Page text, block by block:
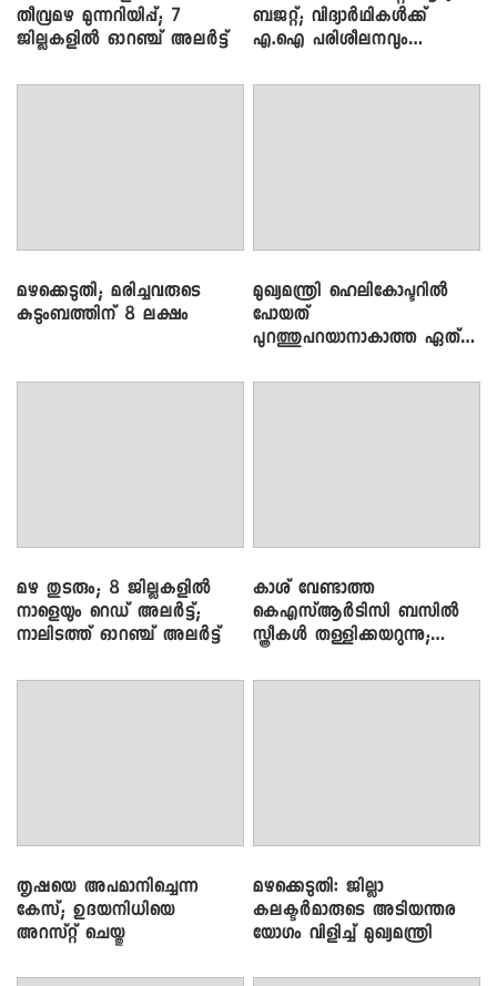
തീവ്രമഴ മുന്നറിയിപ്പ്; 7
ജില്ലകളിൽ ഓറഞ്ച് അലർട്ട്
ബജറ്റ്; വിദ്യാർഥികൾക്ക്
എ.ഐ പരിശീലനവും
മഴക്കെടുതി; മരിച്ചവരുടെ
കുടുംബത്തിന് 8 ലക്ഷം
മുഖ്യമന്ത്രി ഹെലികോപ്ടറിൽ
പോയത്
പുറത്തുപറയാനാകാത്ത ഏത്
മഴ തുടരും; 8 ജില്ലകളിൽ
നാളെയും റെഡ് അലർട്ട്;
നാലിടത്ത് ഓറഞ്ച് അലർട്ട്
കാശ് വേണ്ടാത്ത
കെഎസ്ആർടിസി ബസിൽ
സ്ത്രീകൾ തള്ളിക്കയറുന്നു;
തൃഷയെ അപമാനിച്ചെന്ന
കേസ്; ഉദയനിധിയെ
അറസ്റ്റ് ചെയ്തു
മഴക്കെടുതി: ജില്ലാ
കലക്ടർമാരുടെ അടിയന്തര
യോഗം വിളിച്ച് മുഖ്യമന്ത്രി